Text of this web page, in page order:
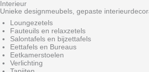
Interieur
Unieke designmeubels, gepaste
Loungezetels
Fauteuils en relaxzetels
Salontafels en bijzettafels
Eettafels en Bureaus
Eetkamerstoelen
Verlichting